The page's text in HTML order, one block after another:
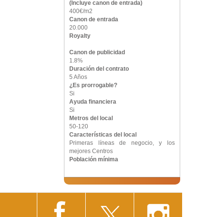
(Incluye canon de entrada)
400€/m2
Canon de entrada
20.000
Royalty
Canon de publicidad
1.8%
Duración del contrato
5 Años
¿Es prorrogable?
Si
Ayuda financiera
Si
Metros del local
50-120
Características del local
Primeras líneas de negocio, y los
mejores Centros
Población mínima